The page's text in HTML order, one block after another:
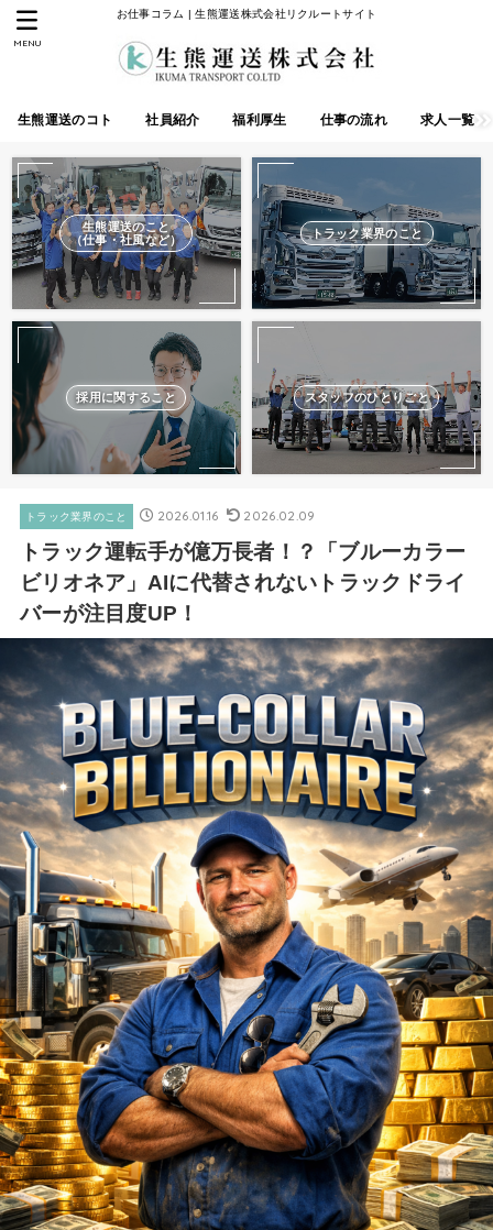
お仕事コラム | 生熊運送株式会社リクルートサイト
生熊運送のコト 社員紹介 福利厚生 仕事の流れ 求人一覧
MENU
生熊運送のこと
（仕事・社風など）
トラック業界のこと
採用に関すること スタッフのひとりごと
トラック業界のこと 2026.01.16 2026.02.09
トラック運転手が億万長者！？「ブルーカラー
ビリオネア」AIに代替されないトラックドライ
バーが注目度UP！